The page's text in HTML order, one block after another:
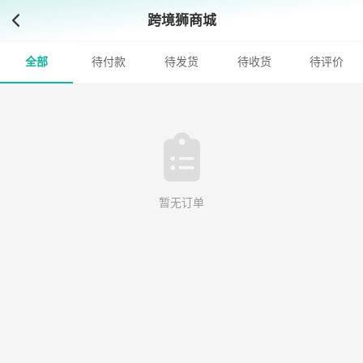
跨境狮商城
全部 待付款 待发货 待收货 待评价
暂无订单